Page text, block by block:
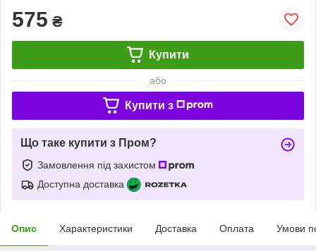
575 ₴
Купити
або
Купити з
Що таке купити з Пром?
Замовлення під захистом
Доступна доставка
Опис Характеристики Доставка Оплата Умови